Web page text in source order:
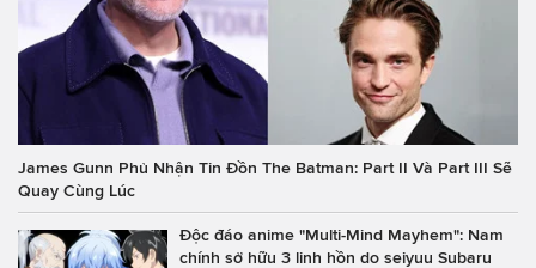
James Gunn Phủ Nhận Tin Đồn The Batman: Part II Và Part III Sẽ
Quay Cùng Lúc
Độc đáo anime "Multi-Mind Mayhem": Nam
chính sở hữu 3 linh hồn do seiyuu Subaru